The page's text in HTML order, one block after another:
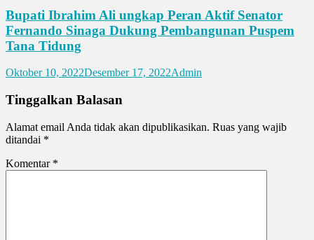
Bupati Ibrahim Ali ungkap Peran Aktif Senator
Fernando Sinaga Dukung Pembangunan Puspem
Tana Tidung
Oktober 10, 2022Desember 17, 2022Admin
Tinggalkan Balasan
Alamat email Anda tidak akan dipublikasikan. Ruas yang wajib
ditandai *
Komentar *